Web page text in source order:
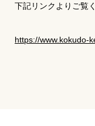
下記リンクよりご覧
https://www.kokudo-